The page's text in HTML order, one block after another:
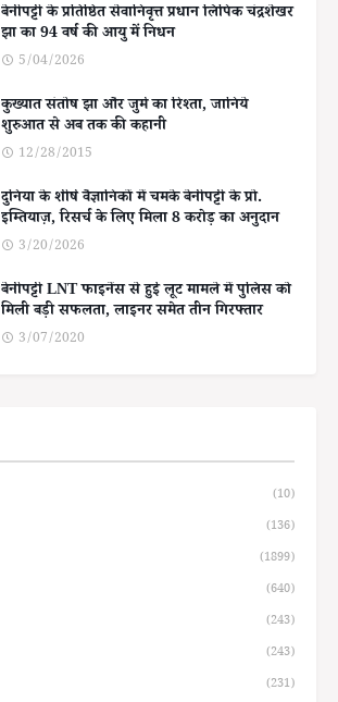
बेनीपट्टी के प्रतिष्ठित सेवानिवृत्त प्रधान लिपिक चंद्रशेखर
झा का 94 वर्ष की आयु में निधन
5/04/2026
कुख्यात संतोष झा और जुर्म का रिश्ता, जानिये
शुरुआत से अब तक की कहानी
12/28/2015
दुनिया के शीर्ष वैज्ञानिकों में चमके बेनीपट्टी के प्रो.
इम्तियाज़, रिसर्च के लिए मिला 8 करोड़ का अनुदान
3/20/2026
बेनीपट्टी LNT फाइनेंस से हुई लूट मामले में पुलिस को
मिली बड़ी सफलता, लाइनर समेत तीन गिरफ्तार
3/07/2020
(10)
(136)
(1899)
(640)
(243)
(243)
(231)